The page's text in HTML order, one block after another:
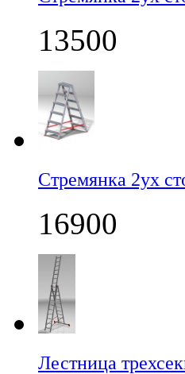
13500
Стремянка 2ух
16900
Лестница